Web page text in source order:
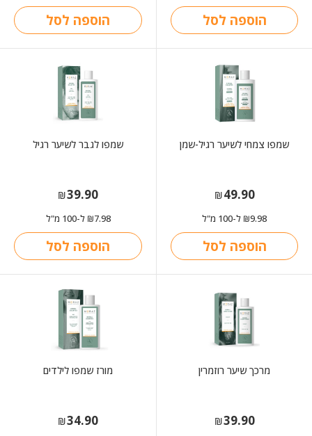
הוספה לסל הוספה לסל
שמפו צמחי לשיער רגיל-שמן
₪49.90
₪9.98 ל-100 מ"ל
הוספה לסל
שמפו לגבר לשיער רגיל
₪39.90
₪7.98 ל-100 מ"ל
הוספה לסל
מרכך שיער רוזמרין
₪39.90
מורז שמפו לילדים
₪34.90